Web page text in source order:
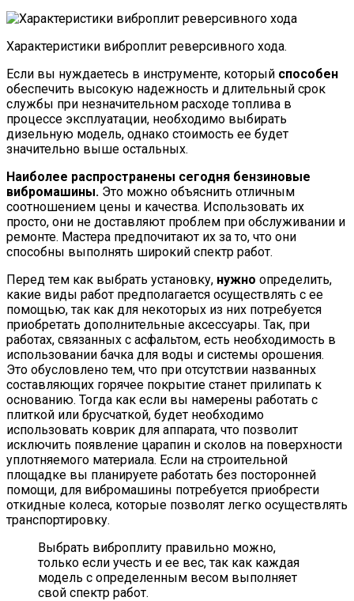
Характеристики виброплит реверсивного хода.
Если вы нуждаетесь в инструменте, который способен
обеспечить высокую надежность и длительный срок
службы при незначительном расходе топлива в
процессе эксплуатации, необходимо выбирать
дизельную модель, однако стоимость ее будет
значительно выше остальных.
Наиболее распространены сегодня бензиновые
вибромашины. Это можно объяснить отличным
соотношением цены и качества. Использовать их
просто, они не доставляют проблем при обслуживании и
ремонте. Мастера предпочитают их за то, что они
способны выполнять широкий спектр работ.
Перед тем как выбрать установку, нужно определить,
какие виды работ предполагается осуществлять с ее
помощью, так как для некоторых из них потребуется
приобретать дополнительные аксессуары. Так, при
работах, связанных с асфальтом, есть необходимость в
использовании бачка для воды и системы орошения.
Это обусловлено тем, что при отсутствии названных
составляющих горячее покрытие станет прилипать к
основанию. Тогда как если вы намерены работать с
плиткой или брусчаткой, будет необходимо
использовать коврик для аппарата, что позволит
исключить появление царапин и сколов на поверхности
уплотняемого материала. Если на строительной
площадке вы планируете работать без посторонней
помощи, для вибромашины потребуется приобрести
откидные колеса, которые позволят легко осуществлять
транспортировку.
Выбрать виброплиту правильно можно,
только если учесть и ее вес, так как каждая
модель с определенным весом выполняет
свой спектр работ.